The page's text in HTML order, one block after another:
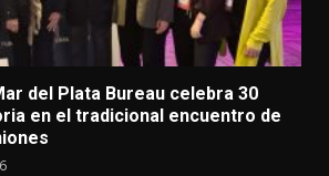
del Plata Bureau celebra 30
en el tradicional encuentro de